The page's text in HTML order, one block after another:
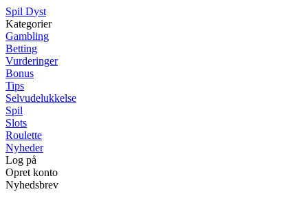
Spil Dyst
Kategorier
Gambling
Betting
Vurderinger
Bonus
Tips
Selvudelukkelse
Spil
Slots
Roulette
Nyheder
Log på
Opret konto
Nyhedsbrev